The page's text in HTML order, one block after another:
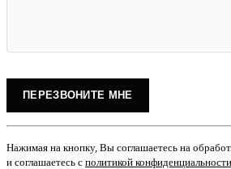
Нажимая на кнопку, Вы соглашаетесь на
и соглашаетесь с политикой конфиденциальности